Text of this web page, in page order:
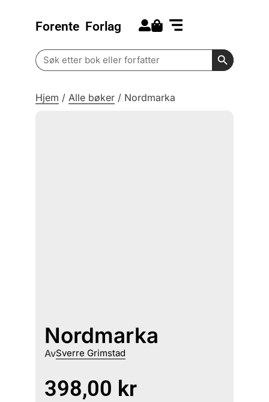
Forente Forlag
Search
for:
Search
Hjem / Alle bøker / Nordmarka
Nordmarka
AvSverre Grimstad
398,00 kr